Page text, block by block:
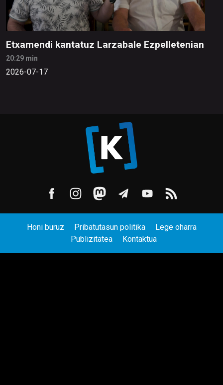
Etxamendi kantatuz Larzabale Ezpelletenian
20:29 min
2026-07-17
Honi buruz Pribatutasun politika
Lege oharra
Publizitatea
Kontaktua